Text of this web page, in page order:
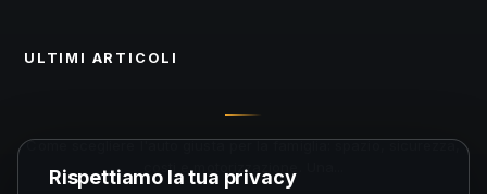
ULTIMI ARTICOLI
Come scegliere l'auto giusta per la famiglia: spazio, sicurezza,
costi e motorizzazione. Una...
Rispettiamo la tua privacy